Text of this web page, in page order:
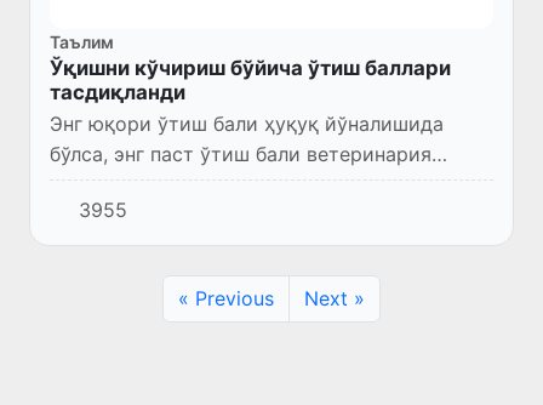
Таълим
Ўқишни кўчириш бўйича ўтиш баллари
тасдиқланди
Энг юқори ўтиш бали ҳуқуқ йўналишида
бўлса, энг паст ўтиш бали ветеринария
йўналишида белгиланган.
3955
« Previous Next »